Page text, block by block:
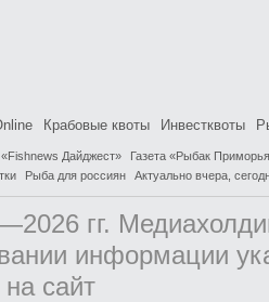
Крабовые квоты Инвестквоты
«Fishnews Дайджест»
Газета «Рыбак
Рыба для россиян Актуально вчера,
гг.
информации
сайт